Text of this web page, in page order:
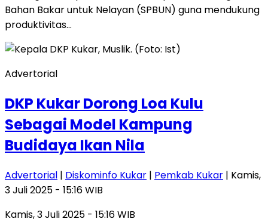
Bahan Bakar untuk Nelayan (SPBUN) guna mendukung
produktivitas…
Advertorial
DKP Kukar Dorong Loa Kulu
Sebagai Model Kampung
Budidaya Ikan Nila
Advertorial | Diskominfo Kukar | Pemkab Kukar | Kamis,
3 Juli 2025 - 15:16 WIB
Kamis, 3 Juli 2025 - 15:16 WIB